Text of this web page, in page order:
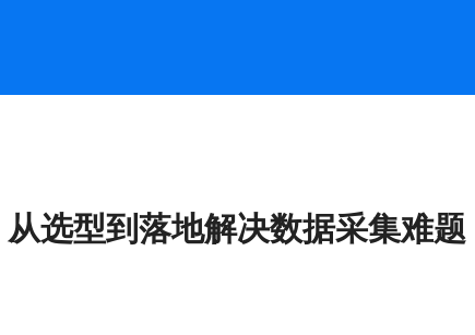
选型到落地解决数据采集难题